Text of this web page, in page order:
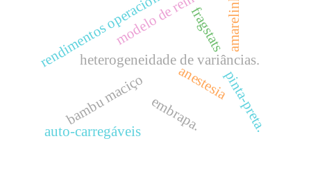
bambu maciço
heterogeneidade de variâncias.
auto-carregáveis
rendimentos operacionais. fragstats
anestesiapinta-preta.
amarelinho
embrapa.
modelo de reineke